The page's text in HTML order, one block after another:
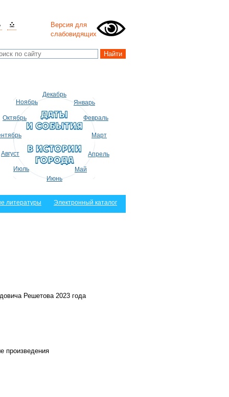
Версия для
слабовидящих
Январь
Февраль
Март
Апрель
Май
Июнь
Июль
Август
Октябрь
Ноябрь
Декабрь
литературы Электронный каталог
Решетова 2023 года
произведения